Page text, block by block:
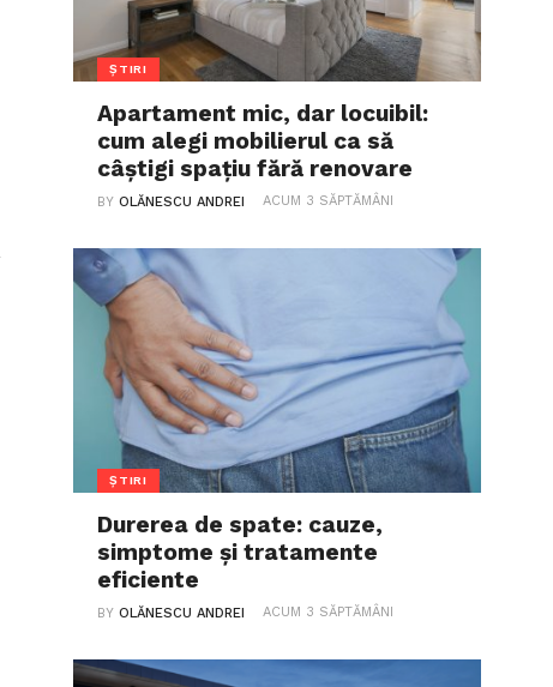
ȘTIRI
Apartament mic, dar locuibil:
cum alegi mobilierul ca să
câștigi spațiu fără renovare
BYOLĂNESCU ANDREI ACUM 3 SĂPTĂMÂNI
ȘTIRI
Durerea de spate: cauze,
simptome și tratamente
eficiente
BYOLĂNESCU ANDREI ACUM 3 SĂPTĂMÂNI